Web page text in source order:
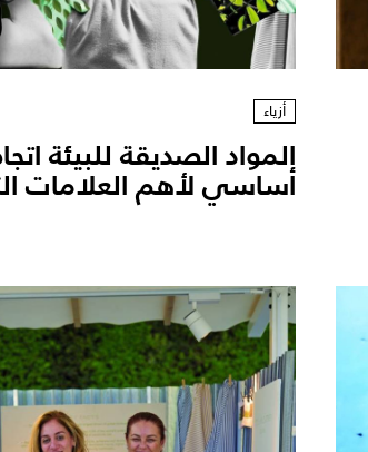
أزياء
المواد الصديقة للبيئة
أساسي لأهم العلامات